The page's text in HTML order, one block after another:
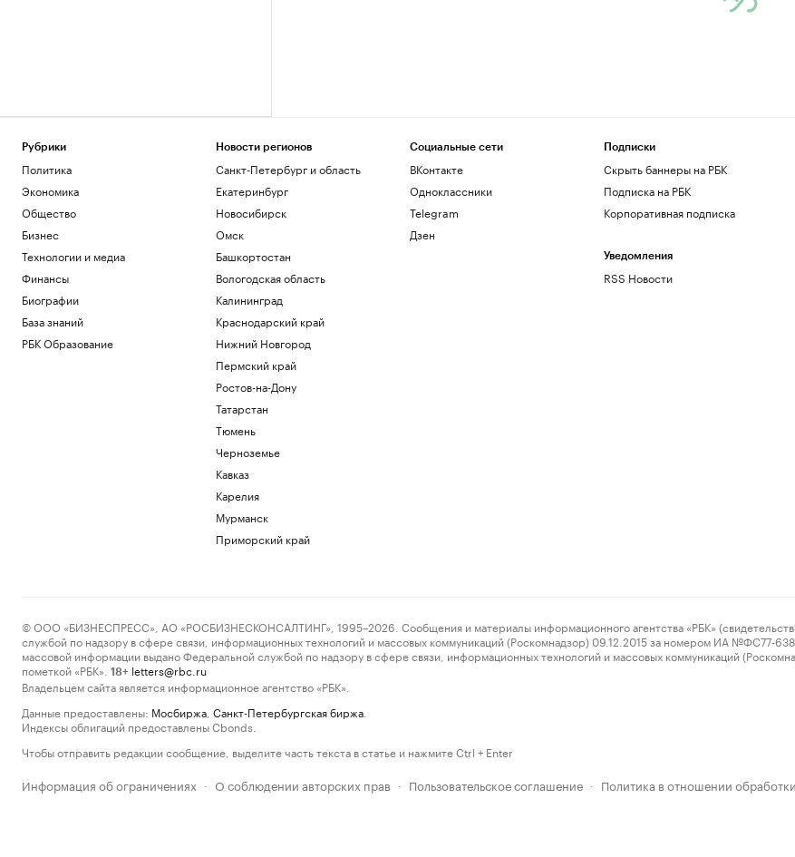
Рубрики
Политика
Экономика
Общество
Бизнес
Технологии и медиа
Финансы
Биографии
База знаний
РБК Образование
Новости регионов
Санкт-Петербург и область
Екатеринбург
Новосибирск
Омск
Башкортостан
Вологодская область
Калининград
Краснодарский край
Нижний Новгород
Пермский край
Ростов-на-Дону
Татарстан
Тюмень
Черноземье
Кавказ
Карелия
Мурманск
Приморский край
Социальные сети
ВКонтакте
Одноклассники
Telegram
Дзен
Подписки
Скрыть баннеры на РБК
Подписка на РБК
Корпоративная подписка
Уведомления
RSS Новости
© ООО «БИЗНЕСПРЕСС», АО «РОСБИЗНЕСКОНСАЛТИНГ», 1995–2026. Сообщения и материалы информационного агентства «РБК»
службой по надзору в сфере связи, информационных технологий и массовых коммуникаций (Роскомнадзор) 09.12.2015 за номером ИА №ФС77-
массовой информации выдано Федеральной службой по надзору в сфере связи, информационных технологий и массовых коммуникаций
пометкой «РБК».
18+ letters@rbc.ru
Владельцем сайта является информационное агентство «РБК».
Данные предоставлены: Мосбиржа Санкт-Петербургская биржа
Индексы облигаций предоставлены Cbonds.
Чтобы отправить редакции сообщение, выделите часть текста в статье и нажмите Ctrl + Enter
Информация об ограничениях · О соблюдении авторских прав · Пользовательское соглашение · Политика в отношении